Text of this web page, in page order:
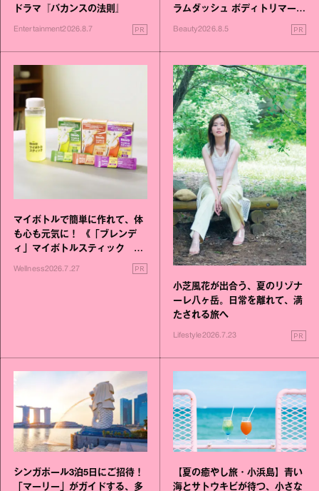
ドラマ『バカンスの法則』
Entertainment2026.8.7 PR
ラムダッシュ ボディトリマーが
Beauty2026.8.5 PR
マイボトルで簡単に作れて、体
も心も元気に！ 《「ブレンデ
ィ」マイボトルスティック い
いこと毎日》シリーズが誕生
Wellness2026.7.27 PR
小芝風花が出合う、夏のリゾナ
ーレ八ヶ岳。日常を離れて、満
たされる旅へ
Lifestyle2026.7.23 PR
シンガポール3泊5日にご招待！
「マーリー」がガイドする、多
【夏の癒やし旅・小浜島】青い
海とサトウキビが待つ、小さな